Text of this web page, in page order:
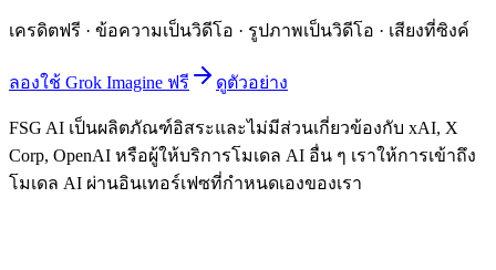
เครดิตฟรี · ข้อความเป็นวิดีโอ · รูปภาพเป็นวิดีโอ · เสียงที่ซิงค์
ลองใช้ Grok Imagine ฟรี ดูตัวอย่าง
FSG AI เป็นผลิตภัณฑ์อิสระและไม่มีส่วนเกี่ยวข้องกับ xAI, X
Corp, OpenAI หรือผู้ให้บริการโมเดล AI อื่น ๆ เราให้การเข้าถึง
โมเดล AI ผ่านอินเทอร์เฟซที่กำหนดเองของเรา